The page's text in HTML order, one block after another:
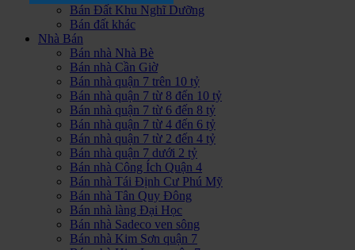
Bán Đất Khu Nghĩ Dưỡng
Bán đất khác
Nhà Bán
Bán nhà Nhà Bè
Bán nhà Cần Giờ
Bán nhà quận 7 trên 10 tỷ
Bán nhà quận 7 từ 8 đến 10 tỷ
Bán nhà quận 7 từ 6 đến 8 tỷ
Bán nhà quận 7 từ 4 đến 6 tỷ
Bán nhà quận 7 từ 2 đến 4 tỷ
Bán nhà quận 7 dưới 2 tỷ
Bán nhà Công Ích Quận 4
Bán nhà Tái Định Cư Phú Mỹ
Bán nhà Tân Quy Đông
Bán nhà làng Đại Học
Bán nhà Sadeco ven sông
Bán nhà Kim Sơn quận 7